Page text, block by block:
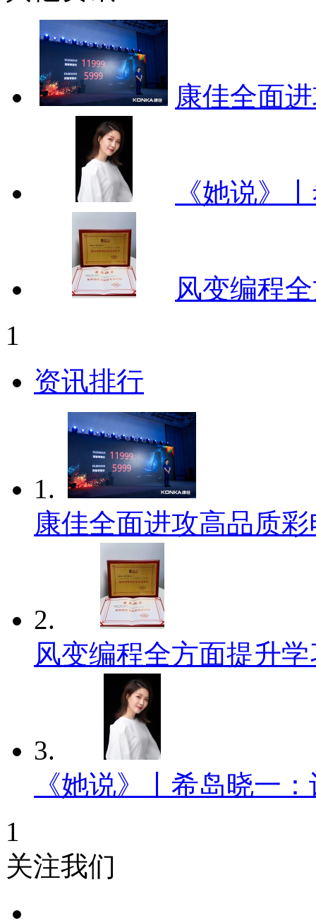
康佳全面
《她说》
风变编程
1
资讯排行
1.
康佳全面进攻高品质彩
2.
风变编程全方面提升学
3.
《她说》丨希岛晓一
1
关注我们